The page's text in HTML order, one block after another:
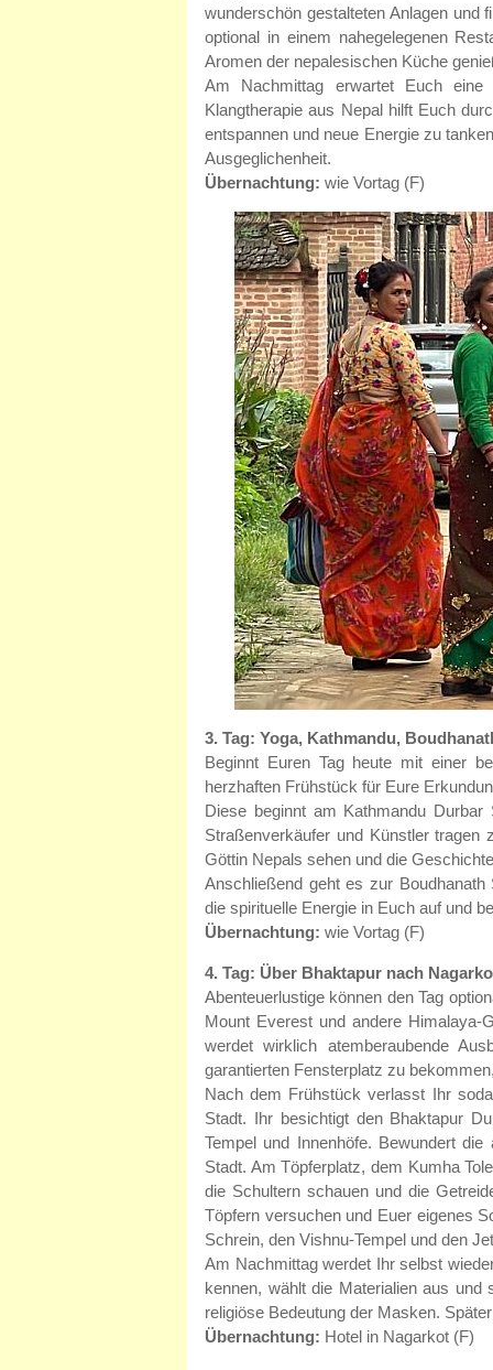
wunderschön gestalteten Anlagen und
optional in einem nahegelegenen
Aromen der nepalesischen Küche
Am Nachmittag erwartet Euch eine
Klangtherapie aus Nepal hilft Euch
entspannen und neue Energie zu
Ausgeglichenheit.
Übernachtung: wie Vortag (F)
3. Tag: Yoga, Kathmandu,
Beginnt Euren Tag heute mit einer
herzhaften Frühstück für Eure
Diese beginnt am Kathmandu
Straßenverkäufer und Künstler tragen
Göttin Nepals sehen und die
Anschließend geht es zur
die spirituelle Energie in Euch auf und
Übernachtung: wie Vortag (F)
4. Tag: Über Bhaktapur nach
Abenteuerlustige können den Tag
Mount Everest und andere Himalaya-
werdet wirklich atemberaubende
garantierten Fensterplatz zu
Nach dem Frühstück verlasst Ihr
Stadt. Ihr besichtigt den Bhaktapur
Tempel und Innenhöfe. Bewundert
Stadt. Am Töpferplatz, dem Kumha
die Schultern schauen und die
Töpfern versuchen und Euer eigenes
Schrein, den Vishnu-Tempel und den
Am Nachmittag werdet Ihr selbst
kennen, wählt die Materialien aus
religiöse Bedeutung der Masken.
Übernachtung: Hotel in Nagarkot (F)